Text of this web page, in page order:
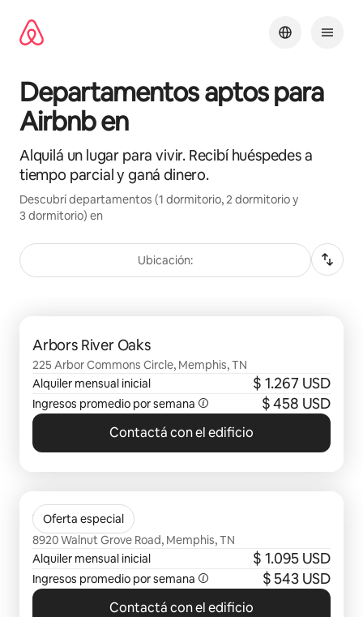
contenido
Departamentos aptos para
Airbnb en
Alquilá un lugar para vivir. Recibí huéspedes a
tiempo parcial y ganá dinero.
Descubrí departamentos (1 dormitorio, 2 dormitorio y
3 dormitorio) en
Ubicación:
Arbors River Oaks
225 Arbor Commons Circle, Memphis, TN
Alquiler mensual inicial
$ 1.267 USD
Ingresos promedio por semana $ 458 USD
Contactá con el edificio
Oferta especial
Walnut Hill
8920 Walnut Grove Road, Memphis, TN
Alquiler mensual inicial
$ 1.095 USD
Ingresos promedio por semana $ 543 USD
Contactá con el edificio